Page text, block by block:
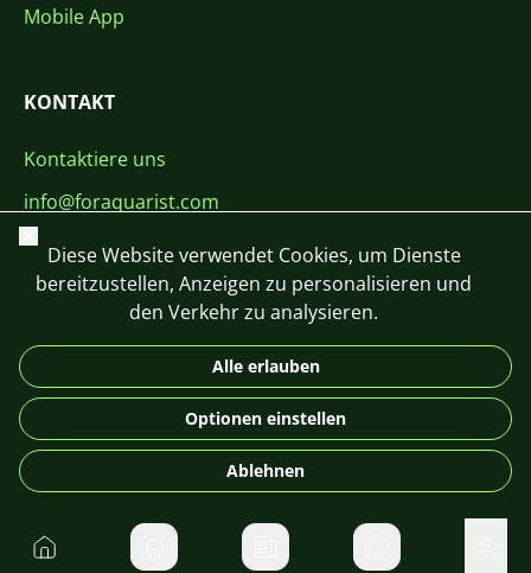
Mobile App
KONTAKT
Kontaktiere uns
info@foraquarist.com
+420 603 449 602
DE
© 2026 For Aquarist
Startseite
Schließen
Diese Website verwendet Cookies, um Dienste
bereitzustellen, Anzeigen zu personalisieren und
den Verkehr zu analysieren.
Alle erlauben
Optionen einstellen
Ablehnen